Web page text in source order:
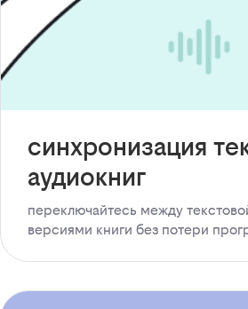
синхронизация
аудиокниг
переключайтесь между
версиями книги без потери